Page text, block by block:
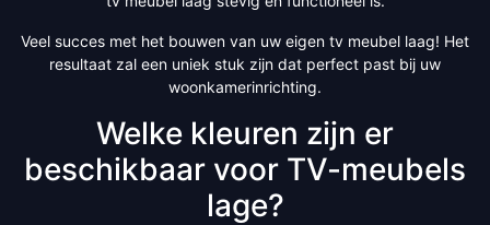
Veel succes met het bouwen van uw eigen tv meubel laag! Het
resultaat zal een uniek stuk zijn dat perfect past bij uw
woonkamerinrichting.
Welke kleuren zijn er
beschikbaar voor TV-meubels
lage?